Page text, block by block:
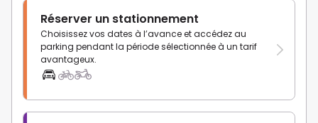
Réserver un stationnement
Choisissez vos dates à l’avance et accédez au
parking pendant la période sélectionnée à un tarif
avantageux.